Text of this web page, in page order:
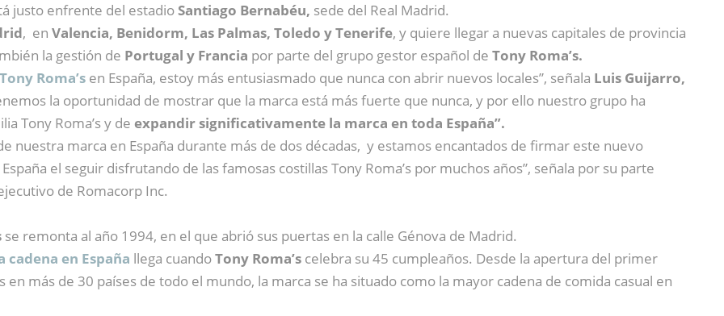
justo enfrente del estadioSantiago Bernabéu, sede del Real Madrid.
, en Valencia, Benidorm, Las Palmas, Toledo y Tenerife, y quiere llegar a nuevas capitales de provincia
la gestión de Portugal y Francia por parte del grupo gestor español de Tony Roma’s.
Tony Roma’s en España, estoy más entusiasmado que nunca con abrir nuevos locales”, señala Luis Guijarro,
la oportunidad de mostrar que la marca está más fuerte que nunca, y por ello nuestro grupo ha
Tony Roma’s y de expandir significativamente la marca en toda España”.
nuestra marca en España durante más de dos décadas, y estamos encantados de firmar este nuevo
el seguir disfrutando de las famosas costillas Tony Roma’s por muchos años”, señala por su parte
de Romacorp Inc.
se remonta al año 1994, en el que abrió sus puertas en la calle Génova de Madrid.
cadena en España llega cuandoTony Roma’s celebra su 45 cumpleaños. Desde la apertura del primer
más de 30 países de todo el mundo, la marca se ha situado como la mayor cadena de comida casual en